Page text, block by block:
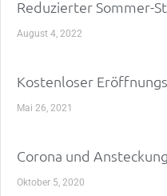
Reduzierter Sommer-
August 4, 2022
Kostenloser
Mai 26, 2021
Corona und
Oktober 5, 2020